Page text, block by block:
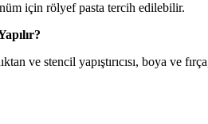
için rölyef pasta tercih edilebilir.
ve stencil yapıştırıcısı, boya ve